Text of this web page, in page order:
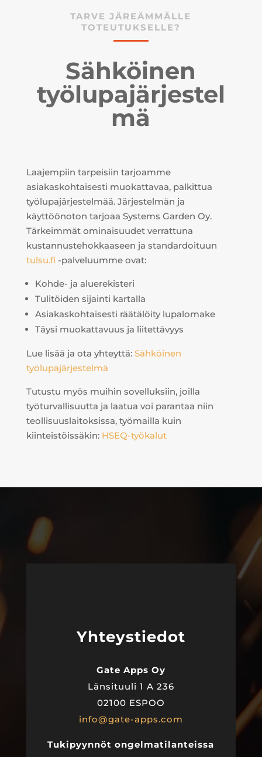
TARVE JÄREÄMMÄLLE
TOTEUTUKSELLE?
Sähköinen
työlupajärjestel
mä
Laajempiin tarpeisiin tarjoamme
asiakaskohtaisesti muokattavaa, palkittua
työlupajärjestelmää. Järjestelmän ja
käyttöönoton tarjoaa Systems Garden Oy.
Tärkeimmät ominaisuudet verrattuna
kustannustehokkaaseen ja standardoituun
tulsu.fi-palveluumme ovat:
Kohde- ja aluerekisteri
Tulitöiden sijainti kartalla
Asiakaskohtaisesti räätälöity lupalomake
Täysi muokattavuus ja liitettävyys
Lue lisää ja ota yhteyttä: Sähköinen
työlupajärjestelmä
Tutustu myös muihin sovelluksiin, joilla
työturvallisuutta ja laatua voi parantaa niin
teollisuuslaitoksissa, työmailla kuin
kiinteistöissäkin: HSEQ-työkalut
Yhteystiedot
Gate Apps Oy
Länsituuli 1 A 236
02100 ESPOO
info@gate-apps.com
Tukipyynnöt ongelmatilanteissa